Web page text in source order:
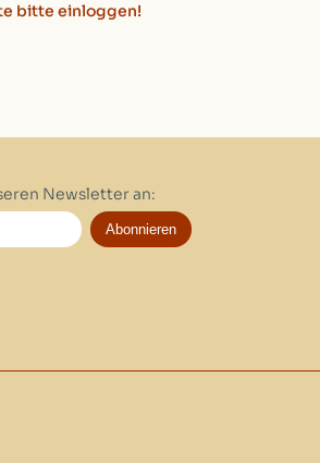
bitte einloggen!
Newsletter an:
Abonnieren